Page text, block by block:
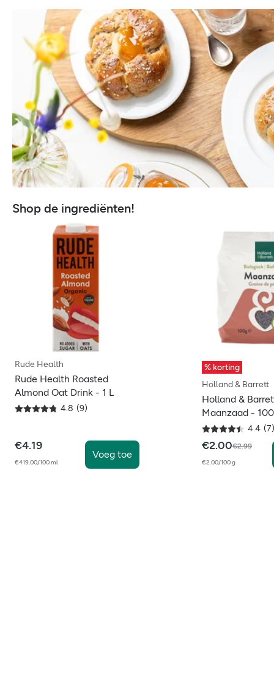
Shop de ingrediënten!
Rude Health
Rude Health Roasted
Almond Oat Drink - 1 L
4.8 (9)
€4.19
€419.00/100 ml
Voeg toe
% korting
Holland & Barrett
Holland &
Maanzaad -
4.4 (7)
€2.99
€2.00
€2.00/100 g